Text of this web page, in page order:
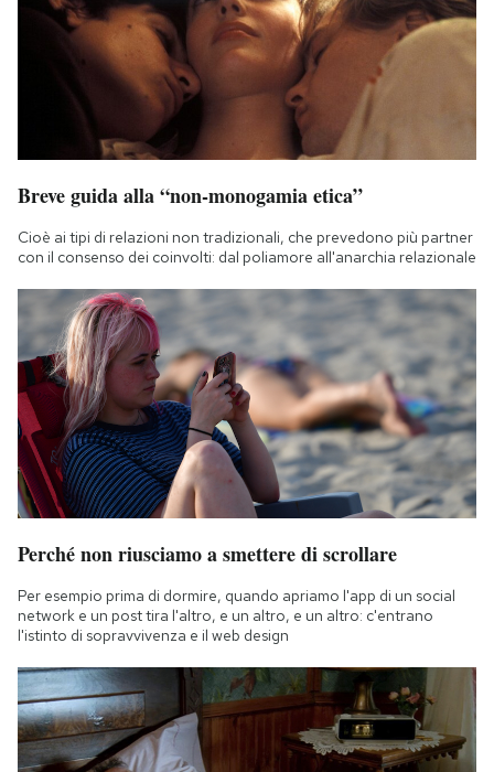
Breve guida alla “non-monogamia etica”
Cioè ai tipi di relazioni non tradizionali, che prevedono più partner
con il consenso dei coinvolti: dal poliamore all'anarchia relazionale
Perché non riusciamo a smettere di scrollare
Per esempio prima di dormire, quando apriamo l'app di un social
network e un post tira l'altro, e un altro, e un altro: c'entrano
l'istinto di sopravvivenza e il web design